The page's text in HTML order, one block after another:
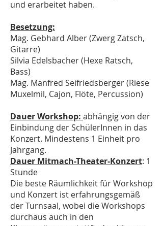
und erarbeitet haben.
Besetzung:
Mag. Gebhard Alber (Zwerg Zatsch,
Gitarre)
Silvia Edelsbacher (Hexe Ratsch,
Bass)
Mag. Manfred Seifriedsberger (Riese
Muxelmil, Cajon, Flöte, Percussion)
Dauer Workshop: abhängig von der
Einbindung der SchülerInnen in das
Konzert. Mindestens 1 Einheit pro
Jahrgang.
Dauer Mitmach-Theater-Konzert: 1
Stunde
Die beste Räumlichkeit für Workshop
und Konzert ist erfahrungsgemäß
der Turnsaal, wobei die Workshops
durchaus auch in den